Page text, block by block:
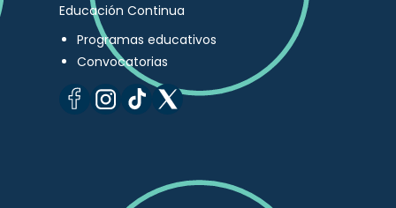
Educación Continua
Programas educativos
Convocatorias